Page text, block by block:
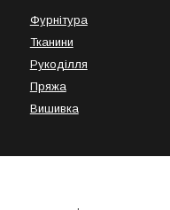
Фурнітура
Тканини
Рукоділля
Пряжа
Вишивка